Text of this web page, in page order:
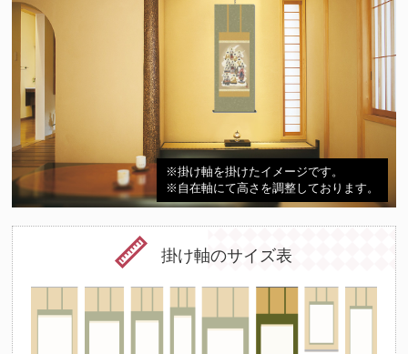
※掛け軸を掛けたイメージです。
※自在軸にて高さを調整しております。
掛け軸のサイズ表